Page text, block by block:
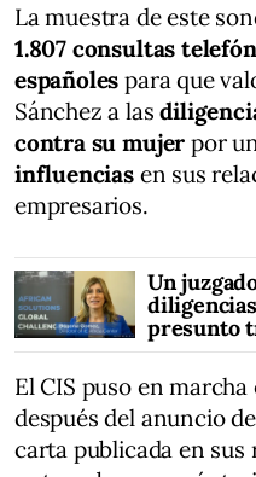
La muestra de este
1.807 consultas
españoles para que
Sánchez a las
contra su mujer por
influenciasen sus
empresarios.
Un
presunto
El CIS puso en
después del anuncio
carta publicada en sus